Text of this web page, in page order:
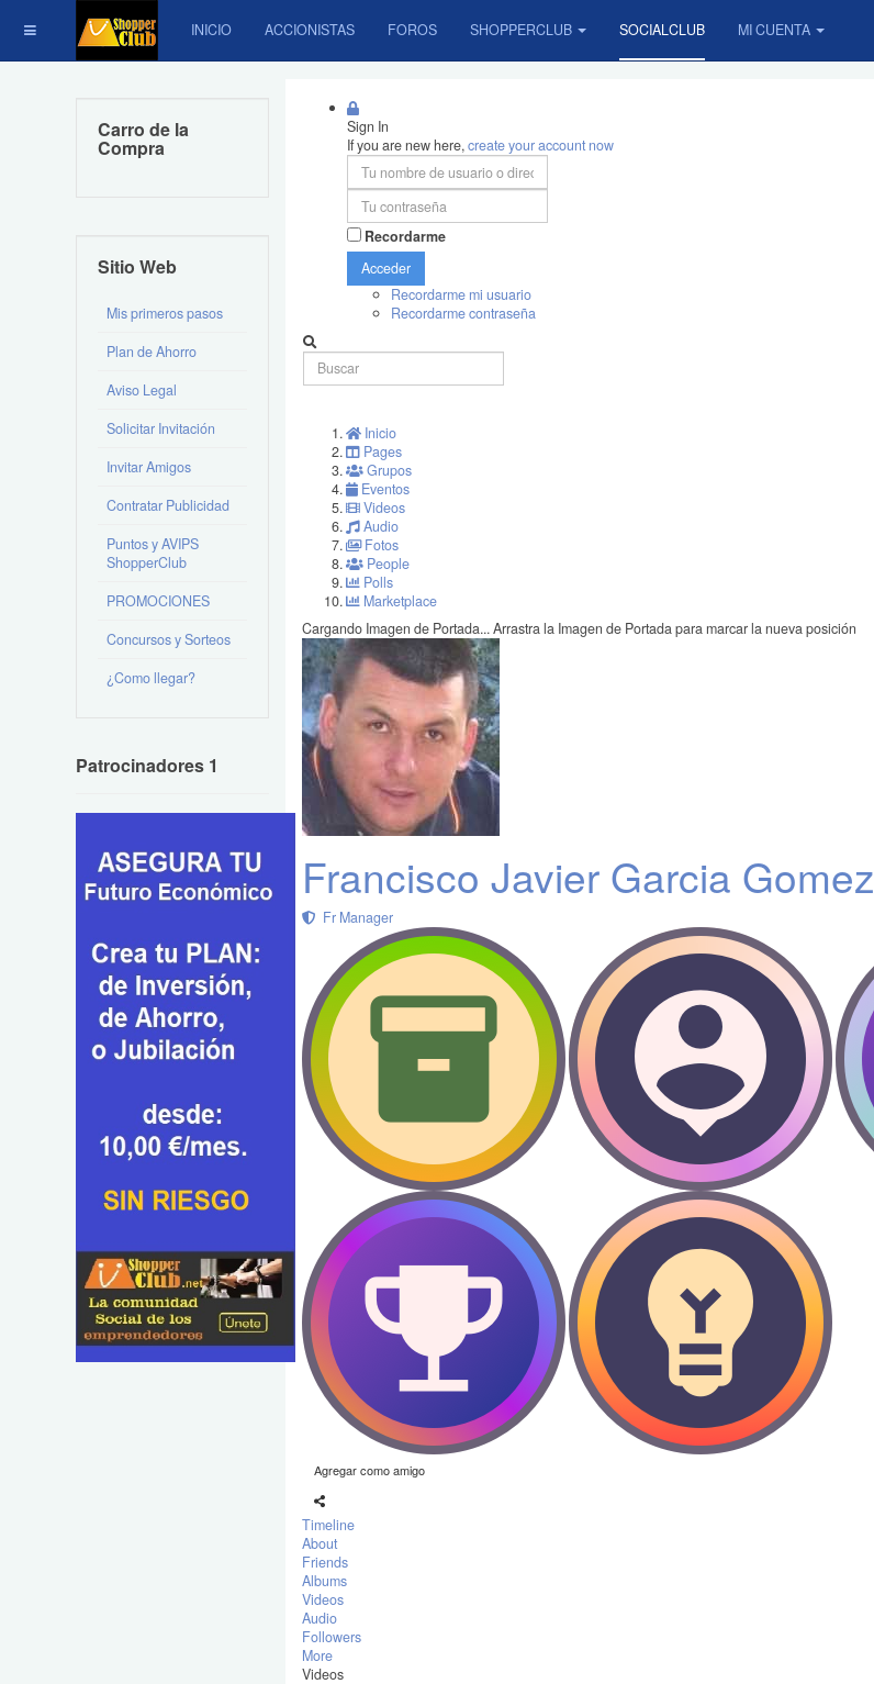
INICIO ACCIONISTAS FOROS SHOPPERCLUB SOCIALCLUB MI CUENTA
Sign In
If you are new here,create your account now
Recordarme
Acceder
Recordarme mi usuario
Recordarme contraseña
Inicio
Pages
Grupos
Eventos
Videos
Audio
Fotos
People
Polls
Marketplace
Cargando Imagen de Portada...Arrastra la Imagen de Portada para marcar la nueva posición
Francisco Javier Garcia Gomez
Fr Manager
Agregar como amigo
Timeline
About
Friends
Albums
Videos
Audio
Followers
More
Videos
Carro de la
Compra
Sitio Web
Mis primeros pasos
Plan de Ahorro
Aviso Legal
Solicitar Invitación
Invitar Amigos
Contratar Publicidad
Puntos y AVIPS
ShopperClub
PROMOCIONES
Concursos y Sorteos
¿Como llegar?
Patrocinadores 1